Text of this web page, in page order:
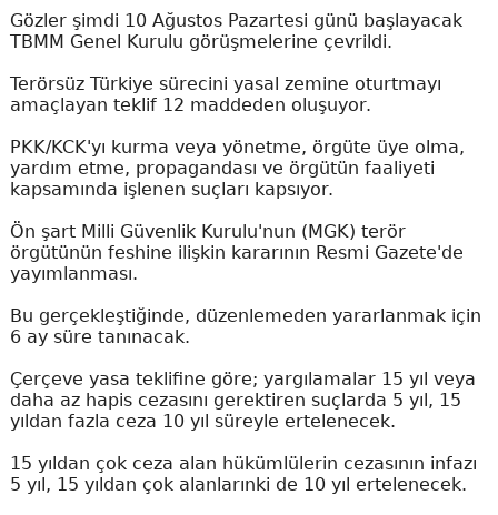
Gözler şimdi 10 Ağustos Pazartesi günü başlayacak
TBMM Genel Kurulu görüşmelerine çevrildi.
Terörsüz Türkiye sürecini yasal zemine oturtmayı
amaçlayan teklif 12 maddeden oluşuyor.
PKK/KCK'yı kurma veya yönetme, örgüte üye olma,
yardım etme, propagandası ve örgütün faaliyeti
kapsamında işlenen suçları kapsıyor.
Ön şart Milli Güvenlik Kurulu'nun (MGK) terör
örgütünün feshine ilişkin kararının Resmi Gazete'de
yayımlanması.
Bu gerçekleştiğinde, düzenlemeden yararlanmak için
6 ay süre tanınacak.
Çerçeve yasa teklifine göre; yargılamalar 15 yıl veya
daha az hapis cezasını gerektiren suçlarda 5 yıl, 15
yıldan fazla ceza 10 yıl süreyle ertelenecek.
15 yıldan çok ceza alan hükümlülerin cezasının infazı
5 yıl, 15 yıldan çok alanlarınki de 10 yıl ertelenecek.